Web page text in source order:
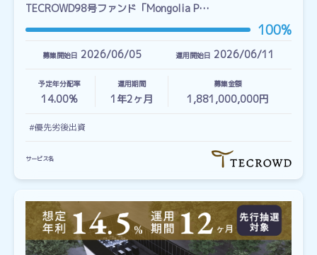
TECROWD98号ファンド「Mongolia P…
100%
募集開始日 2026/06/05 運用開始日 2026/06/11
予定年分配率
14.00%
運用期間
1 年2ヶ月
募集金額
1,881,000,000円
#優先劣後出資
サービス名